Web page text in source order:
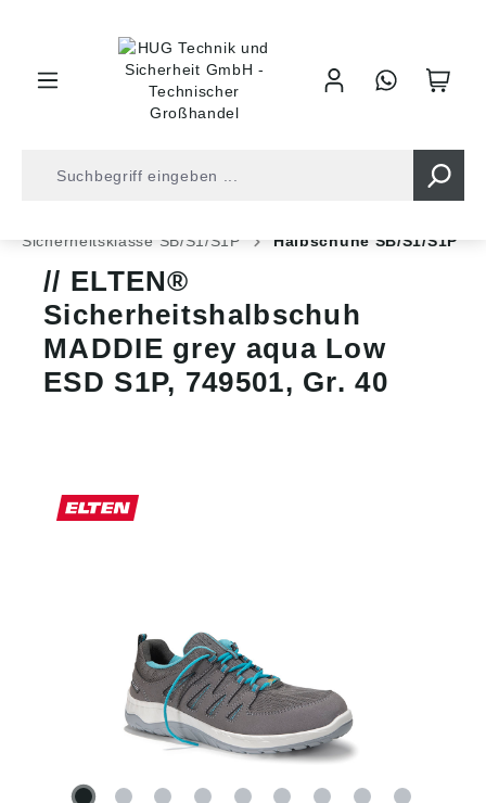
Sicherheitsklasse SB/S1/S1P
Halbschuhe SB/S1/S1P
ELTEN®
Sicherheitshalbschuh
MADDIE grey aqua Low
ESD S1P, 749501, Gr. 40